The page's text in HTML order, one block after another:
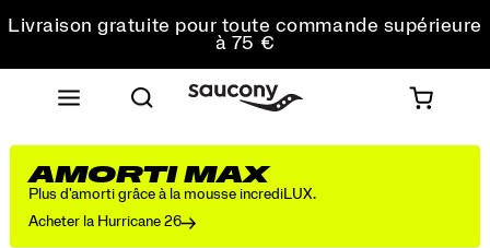
Livraison gratuite pour toute commande supérieure
à 75 €
Retours gratuits sur toutes les commandes
Réduction pour les étudiants -10%
AMORTI MAX
Plus d'amorti grâce à la mousse incrediLUX.
Acheter la Hurricane 26